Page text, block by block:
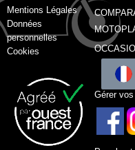
Mentions Légales
Données
personnelles
Cookies
Gérer